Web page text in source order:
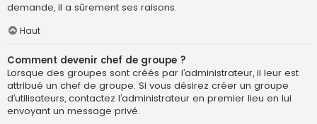
demande, il a sûrement ses raisons.
Haut
Comment devenir chef de groupe ?
Lorsque des groupes sont créés par l’administrateur, il leur est
attribué un chef de groupe. Si vous désirez créer un groupe
d’utilisateurs, contactez l’administrateur en premier lieu en lui
envoyant un message privé.